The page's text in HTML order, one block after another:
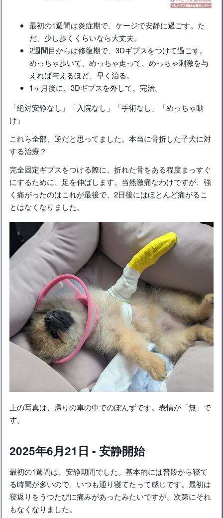
最初の1週間は炎症期で、ケージで安静に過ごす。た
だ、少し歩くくらいなら大丈夫。
2週間目からは修復期で、3Dギプスをつけて過ごす。
めっちゃ歩いて、めっちゃ走って、めっちゃ刺激を与
えれば与えるほど、早く治る。
1ヶ月後に、3Dギプスを外して、完治。
「絶対安静なし」「入院なし」「手術なし」「めっちゃ動
け」
これら全部、逆だと思ってました。本当に骨折した子犬に対
する治療？
完全固定ギプスをつける際に、折れた骨をある程度まっすぐ
にするために、足を伸ばします。当然激痛なわけですが、強
く痛がったのはこれが最後で、2日後にはほとんど痛がるこ
とはなくなりました。
上の写真は、帰りの車の中でのぽんずです。表情が「無」で
す。
2025年6月21日 - 安静開始
最初の1週間は、安静期間でした。基本的には普段から寝て
る時間が多いので、いつも通り寝てたって感じです。最初は
寝返りをうつたびに痛みがあったみたいですが、次第にそれ
もなくなりました。